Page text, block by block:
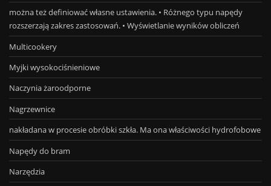
można też definiować własne ustawienia. • Różnego typu napędy
rozszerzają zakres zastosowań. • Wyświetlanie wyników obliczeń
Multicookery
Myjki wysokociśnieniowe
Naczynia żaroodporne
Nagrzewnice
nakładana w procesie obróbki szkła. Ma ona właściwości hydrofobowe
Napędy do bram
Narzędzia